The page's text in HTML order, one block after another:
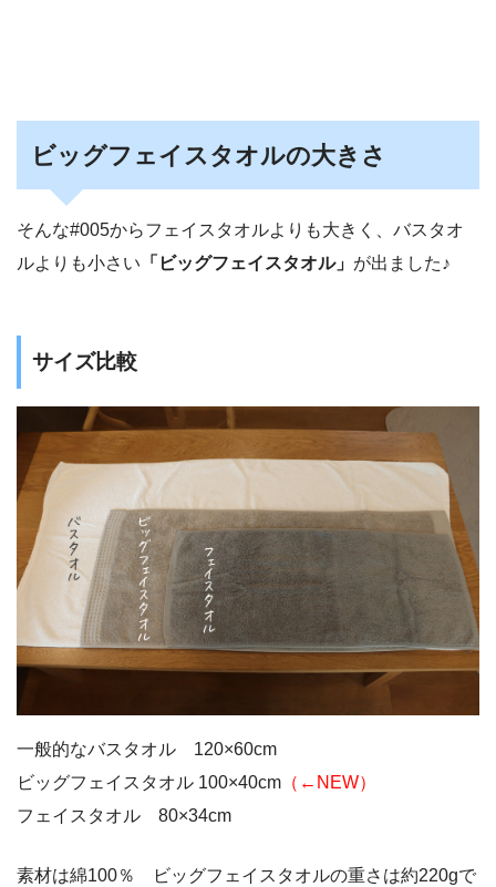
ビッグフェイスタオルの大きさ
そんな#005からフェイスタオルよりも大きく、バスタオ
ルよりも小さい 「ビッグフェイスタオル」 が出ました♪
サイズ比較
一般的なバスタオル 120×60cm
ビッグフェイスタオル 100×40cm （←NEW）
フェイスタオル 80×34cm
素材は綿100％ ビッグフェイスタオルの重さは約220gで